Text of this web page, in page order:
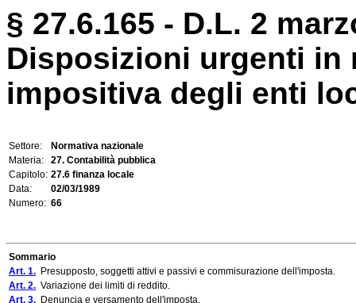
§ 27.6.165 - D.L. 2
Disposizioni urgenti in
impositiva degli enti
Settore:
Normativa nazionale
Materia:
27. Contabilità pubblica
Capitolo: 27.6 finanza locale
Data:
02/03/1989
Numero: 66
Sommario
Art. 1. Presupposto, soggetti attivi e passivi e commisurazione dell'imposta.
Art. 2. Variazione dei limiti di reddito.
Art. 3. Denuncia e versamento dell'imposta.